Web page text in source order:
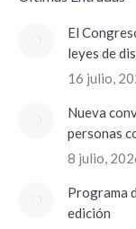
El
leyes de
16 julio,
Nueva
personas
8 julio,
Programa
edición